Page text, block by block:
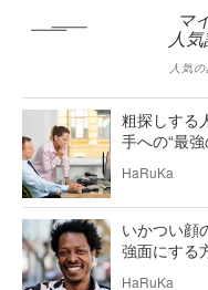
マ
人
人気
粗探しする
手への“最
HaRuKa
いかつい顔
強面にする
HaRuKa